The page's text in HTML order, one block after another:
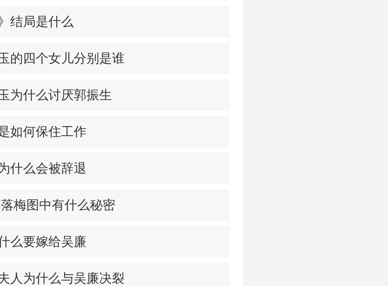
结局是什么
的四个女儿分别是谁
为什么讨厌郭振生
如何保住工作
什么会被辞退
梅图中有什么秘密
么要嫁给吴廉
人为什么与吴廉决裂